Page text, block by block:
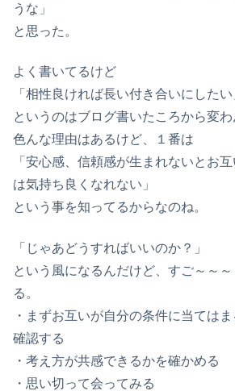
うな」
と思った。
よく書いてるけど
「相性良ければ長い付き合いにしたい
というのはブログ書いたころから変わ
色んな理由はあるけど、１番は
「安心感、信頼感が生まれないとお
は気持ち良くなれない」
という事を知ってるからなのね。
「じゃあどうすればいいのか？」
という風になるんだけど、すご～～
る。
・まずお互いが自分の条件に当ては
確認する
・考え方が共感できるかを確かめる
・思い切って会ってみる